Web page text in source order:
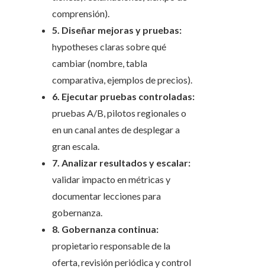
comprensión).
5. Diseñar mejoras y pruebas:
hypotheses claras sobre qué
cambiar (nombre, tabla
comparativa, ejemplos de precios).
6. Ejecutar pruebas controladas:
pruebas A/B, pilotos regionales o
en un canal antes de desplegar a
gran escala.
7. Analizar resultados y escalar:
validar impacto en métricas y
documentar lecciones para
gobernanza.
8. Gobernanza continua:
propietario responsable de la
oferta, revisión periódica y control